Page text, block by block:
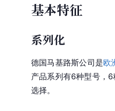
基本特征
系列化
德国马基路斯公司是欧
产品系列有6种型号，
选择。